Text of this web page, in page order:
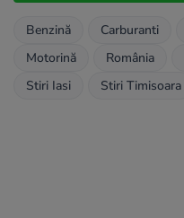
Benzină Carburanti
Motorină
România
Stiri Iasi
Stiri Timisoara